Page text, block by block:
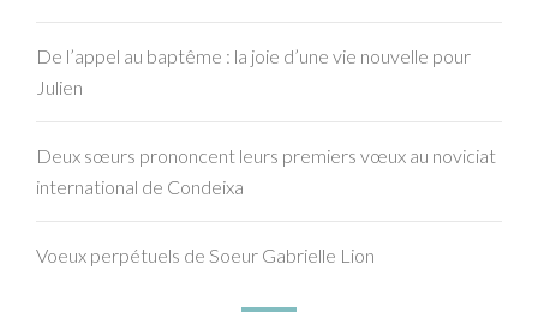
De l’appel au baptême : la joie d’une vie nouvelle pour
Julien
Deux sœurs prononcent leurs premiers vœux au noviciat
international de Condeixa
Voeux perpétuels de Soeur Gabrielle Lion